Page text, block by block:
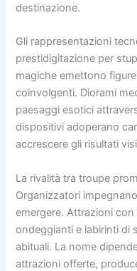
destinazione.
Gli rappresentazioni
prestidigitazione per
magiche emettono
coinvolgenti. Diorami
paesaggi esotici
dispositivi adoperano
accrescere gli risultati
La rivalità tra troupe
Organizzatori
emergere. Attrazioni
ondeggianti e labirinti di
abituali. La nome
attrazioni offerte,